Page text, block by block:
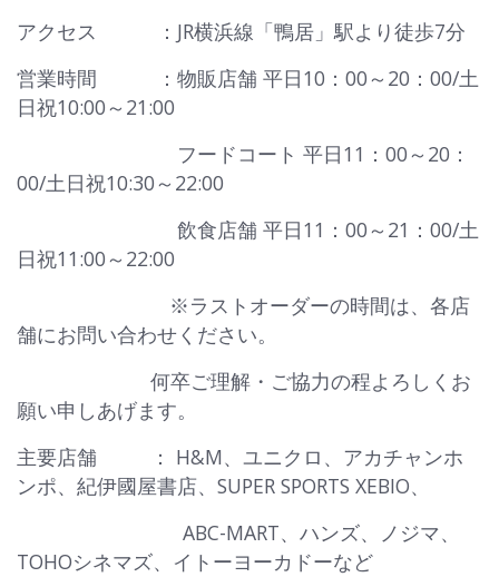
アクセス ：JR横浜線「鴨居」駅より徒歩7分
営業時間 ：物販店舗 平日10：00～20：00/土
日祝10:00～21:00
フードコート 平日11：00～20：
00/土日祝10:30～22:00
飲食店舗 平日11：00～21：00/土
日祝11:00～22:00
※ラストオーダーの時間は、各店
舗にお問い合わせください。
何卒ご理解・ご協力の程よろしくお
願い申しあげます。
主要店舗 ： H&M、ユニクロ、アカチャンホ
ンポ、紀伊國屋書店、SUPER SPORTS XEBIO、
ABC-MART、ハンズ、ノジマ、
TOHOシネマズ、イトーヨーカドーなど